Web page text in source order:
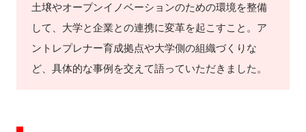
土壌やオープンイノベーションのための環境を整備
して、大学と企業との連携に変革を起こすこと。ア
ントレプレナー育成拠点や大学側の組織づくりな
ど、具体的な事例を交えて語っていただきました。